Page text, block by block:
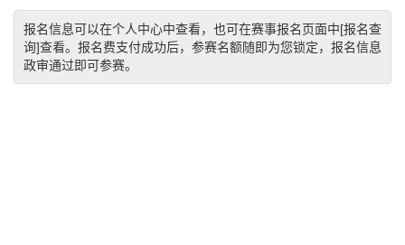
报名信息可以在个人中心中查看，也可在赛事报名页面中[报名查
询]查看。报名费支付成功后，参赛名额随即为您锁定，报名信息
政审通过即可参赛。